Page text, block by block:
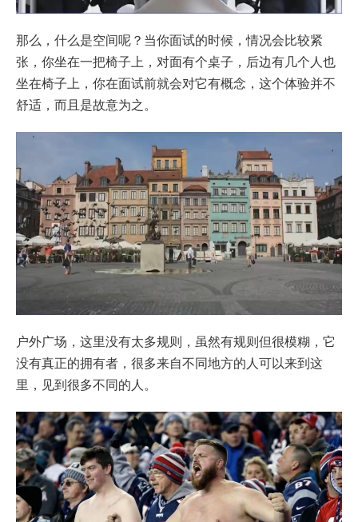
那么，什么是空间呢？当你面试的时候，情况会比较紧
张，你坐在一把椅子上，对面有个桌子，后边有几个人也
坐在椅子上，你在面试前就会对它有概念，这个体验并不
舒适，而且是故意为之。
户外广场，这里没有太多规则，虽然有规则但很模糊，它
没有真正的拥有者，很多来自不同地方的人可以来到这
里，见到很多不同的人。